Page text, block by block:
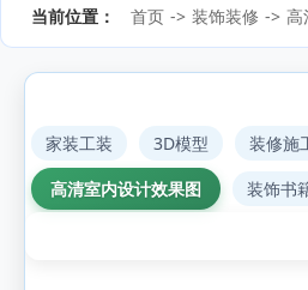
当前位置： 首页 -> 装饰装修 -> 高
家装工装 3D模型 装修施
高清室内设计效果图
装饰书